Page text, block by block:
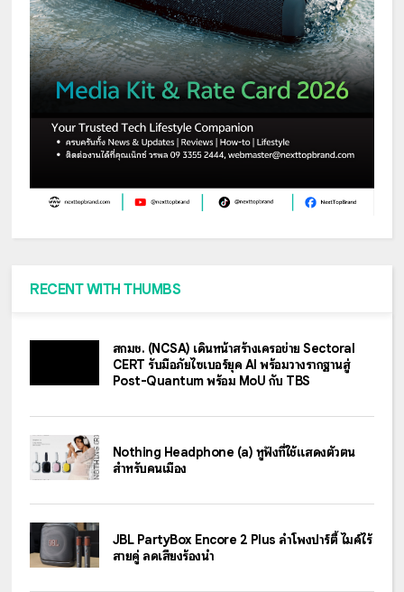
RECENT WITH THUMBS
สกมช. (NCSA) เดินหน้าสร้างเครือข่าย Sectoral
CERT รับมือภัยไซเบอร์ยุค AI พร้อมวางรากฐานสู่
Post-Quantum พร้อม MoU กับ TBS
Nothing Headphone (a) หูฟังที่ใช้แสดงตัวตน
สำหรับคนเมือง
JBL PartyBox Encore 2 Plus ลำโพงปาร์ตี้ ไมค์ไร้
สายคู่ ลดเสียงร้องนำ